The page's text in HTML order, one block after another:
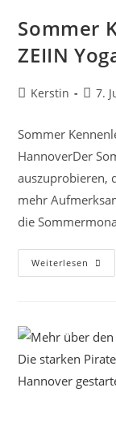
Sommer
ZEIIN
Beitrags-
Kerstin 7.
Sommer
HannoverDer
auszuprobieren,
mehr
die
Weiterlesen